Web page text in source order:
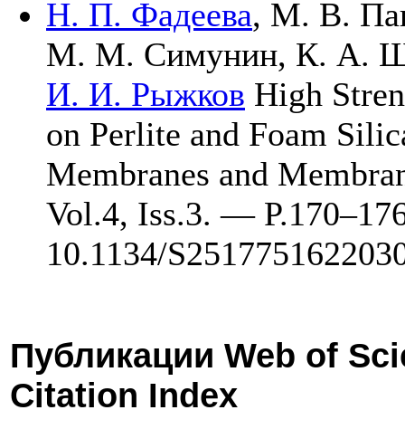
Н. П. Фадеева, М. В.
М. М. Симунин, К. А.
И. И. Рыжков High
on Perlite and Foam
Membranes and
Vol.4, Iss.3. — P.1
10.1134/
Публикации Web of
Citation Index